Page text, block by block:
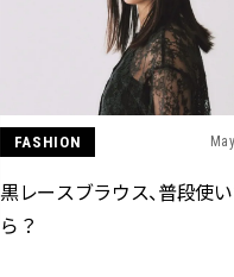
FASHION
黒レースブラウス、普段使
ら？
ボ
の
シィ]
い